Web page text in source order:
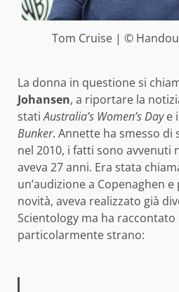
Tom Cruise | ©
La donna in questione si
Johansen, a riportare la
statiAustralia’s Women’s Daye
Bunker. Annette ha smesso di
nel 2010, i fatti sono avvenuti
aveva 27 anni. Era stata
un’audizione a Copenaghen
novità, aveva realizzato già
Scientology ma ha raccontato
particolarmente strano: